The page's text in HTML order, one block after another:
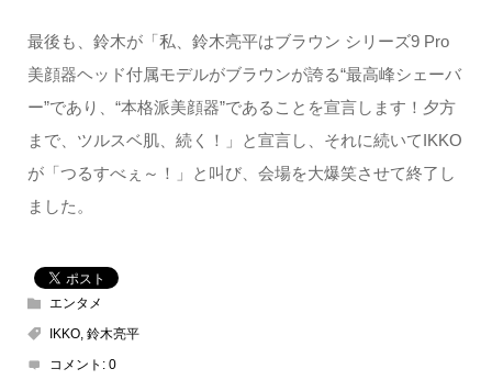
最後も、鈴木が「私、鈴木亮平はブラウン シリーズ9 Pro
美顔器ヘッド付属モデルがブラウンが誇る“最高峰シェーバ
ー”であり、“本格派美顔器”であることを宣言します！夕方
まで、ツルスベ肌、続く！」と宣言し、それに続いてIKKO
が「つるすべぇ～！」と叫び、会場を大爆笑させて終了し
ました。
エンタメ
IKKO, 鈴木亮平
コメント: 0